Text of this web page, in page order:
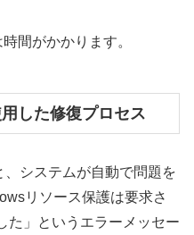
間がかかります。
した修復プロセス
、システムが自動で問題を
リソース保護は要求さ
た」というエラーメッセー